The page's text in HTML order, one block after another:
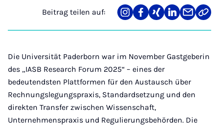
Beitrag teilen auf:
Teilen
auf
Teilen
auf
Teilen
auf
Teilen
auf
Teilen
über
Mail
Link
Die Universität Paderborn war im November Gastgeberin
des „IASB Research Forum 2025“ – eines der
bedeutendsten Plattformen für den Austausch über
Rechnungslegungspraxis, Standardsetzung und den
direkten Transfer zwischen Wissenschaft,
Unternehmenspraxis und Regulierungsbehörden. Die